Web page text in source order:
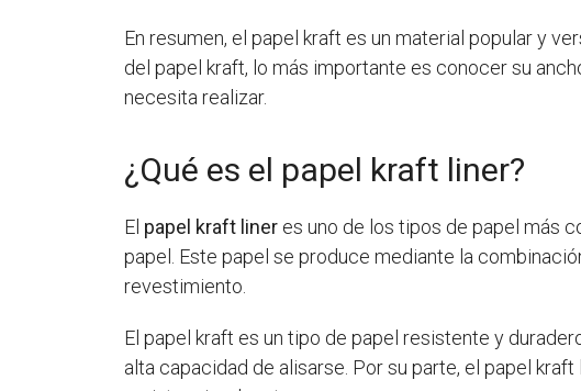
En resumen, el papel kraft es un material popular y
del papel kraft, lo más importante es conocer su
necesita realizar.
¿Qué es el papel kraft liner?
El papel kraft liner es uno de los tipos de papel más
papel. Este papel se produce mediante la
revestimiento.
El papel kraft es un tipo de papel resistente y
alta capacidad de alisarse. Por su parte, el papel